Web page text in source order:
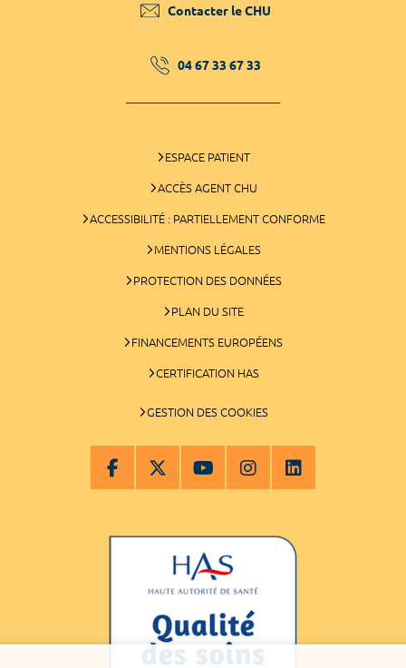
Contacter le CHU
04 67 33 67 33
ESPACE PATIENT
ACCÈS AGENT CHU
ACCESSIBILITÉ : PARTIELLEMENT CONFORME
MENTIONS LÉGALES
PROTECTION DES DONNÉES
PLAN DU SITE
FINANCEMENTS EUROPÉENS
CERTIFICATION HAS
GESTION DES COOKIES